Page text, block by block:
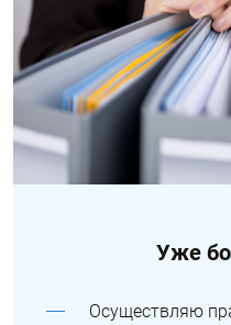
Уже
Осуществляю